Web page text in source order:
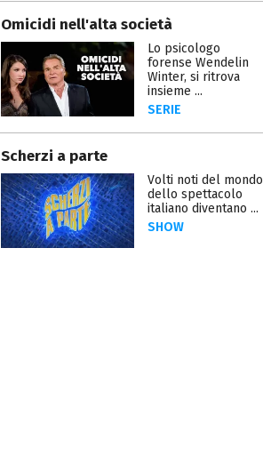
Omicidi nell'alta società
Lo psicologo
forense Wendelin
Winter, si ritrova
insieme ...
SERIE
Scherzi a parte
Volti noti del mondo
dello spettacolo
italiano diventano ...
SHOW